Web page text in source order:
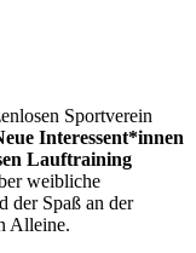
Sportverein
Interessent*innen
Lauftraining
weibliche
der Spaß an der
Alleine.